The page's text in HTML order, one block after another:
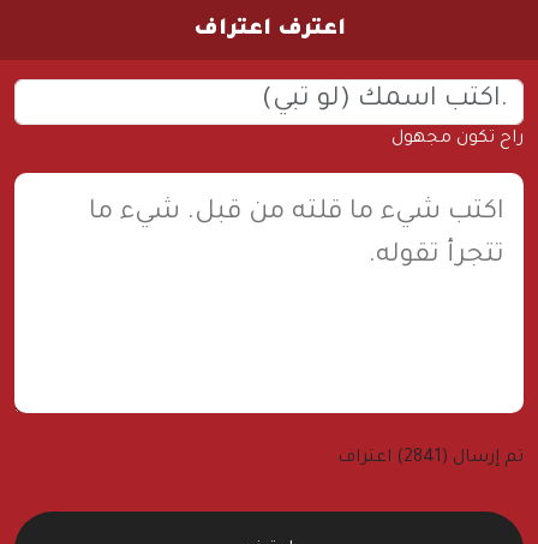
اعترف اعتراف
راح تكون مجهول
تم إرسال (2841) اعتراف